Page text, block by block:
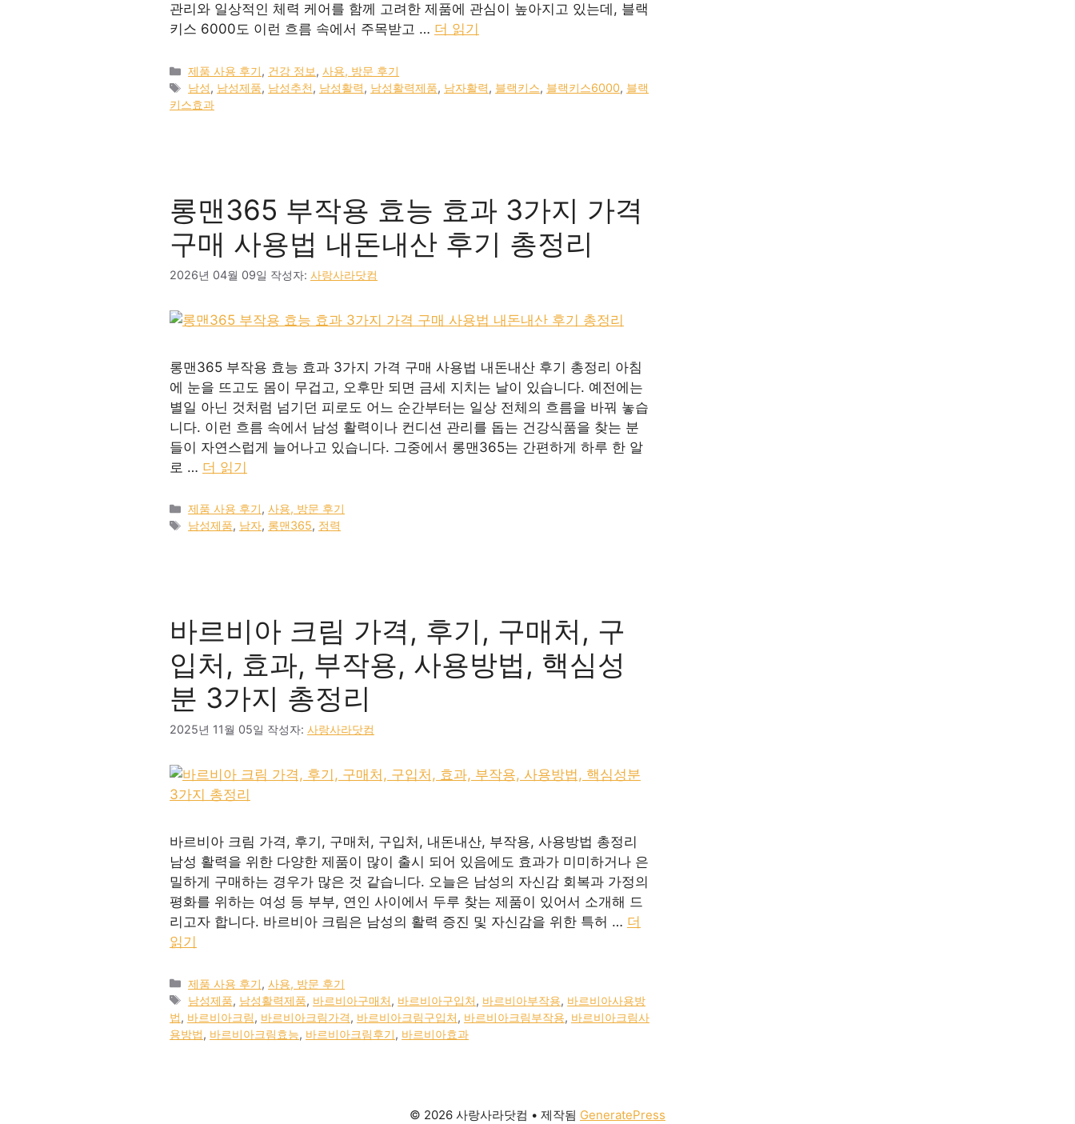
관리와 일상적인 체력 케어를 함께 고려한 제품에 관심이 높아지고 있는데, 블랙
키스 6000도 이런 흐름 속에서 주목받고 … 더 읽기
카
테
고
제품 사용 후기, 건강 정보,사용, 방문 후기
태
그
남성, 남성제품, 남성추천, 남성활력, 남성활력제품, 남자활력, 블랙키스, 블랙키스6000, 블랙
키스효과
롱맨365 부작용 효능 효과 3가지 가격
구매 사용법 내돈내산 후기 총정리
2026년 04월 09일 작성자: 사랑사라닷컴
롱맨365 부작용 효능 효과 3가지 가격 구매 사용법 내돈내산 후기 총정리 아침
에 눈을 뜨고도 몸이 무겁고, 오후만 되면 금세 지치는 날이 있습니다. 예전에는
별일 아닌 것처럼 넘기던 피로도 어느 순간부터는 일상 전체의 흐름을 바꿔 놓습
니다. 이런 흐름 속에서 남성 활력이나 컨디션 관리를 돕는 건강식품을 찾는 분
들이 자연스럽게 늘어나고 있습니다. 그중에서 롱맨365는 간편하게 하루 한 알
로 … 더 읽기
카
테
제품 사용 후기,사용, 방문 후기
태
남성제품, 남자, 롱맨365, 정력
바르비아 크림 가격, 후기, 구매처, 구
입처, 효과, 부작용, 사용방법, 핵심성
분 3가지 총정리
2025년 11월 05일 작성자: 사랑사라닷컴
바르비아 크림 가격, 후기, 구매처, 구입처, 내돈내산, 부작용, 사용방법 총정리
남성 활력을 위한 다양한 제품이 많이 출시 되어 있음에도 효과가 미미하거나 은
밀하게 구매하는 경우가 많은 것 같습니다. 오늘은 남성의 자신감 회복과 가정의
평화를 위하는 여성 등 부부, 연인 사이에서 두루 찾는 제품이 있어서 소개해 드
리고자 합니다. 바르비아 크림은 남성의 활력 증진 및 자신감을 위한 특허 … 더
읽기
카
테
고
리
제품 사용 후기,사용, 방문 후기
태
그
남성제품, 남성활력제품, 바르비아구매처, 바르비아구입처, 바르비아부작용, 바르비아사용방
법, 바르비아크림, 바르비아크림가격, 바르비아크림구입처, 바르비아크림부작용, 바르비아크림사
용방법, 바르비아크림효능, 바르비아크림후기, 바르비아효과
© 2026 사랑사라닷컴 • 제작됨 GeneratePress